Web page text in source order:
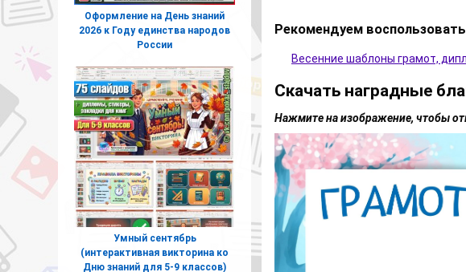
Рекомендуем
Весенние шаблоны грамот,
Скачать наградные
Нажмите на изображение, чтобы
Оформление на День знаний
2026 к Году единства народов
России
Умный сентябрь
(интерактивная викторина ко
Дню знаний для 5-9 классов)